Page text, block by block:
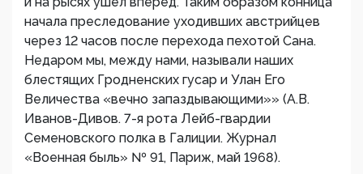
начала преследование уходивших австрийцев
через 12 часов после перехода пехотой Сана.
Недаром мы, между нами, называли наших
блестящих Гродненских гусар и Улан Его
Величества «вечно запаздывающими»» (А.В.
Иванов-Дивов. 7-я рота Лейб-гвардии
Семеновского полка в Галиции. Журнал
«Военная быль» № 91, Париж, май 1968).